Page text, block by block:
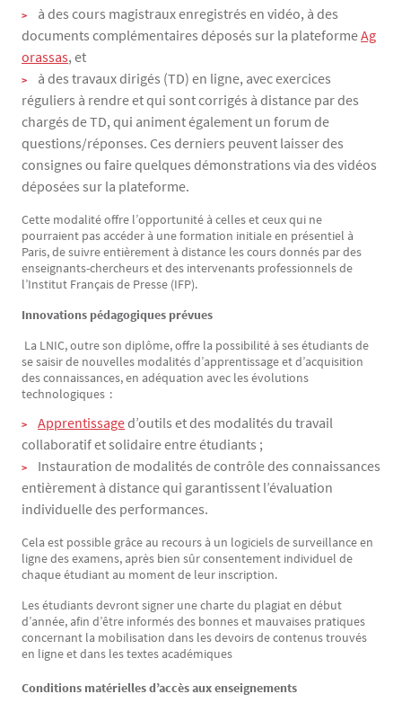
à des cours magistraux enregistrés en vidéo, à des
documents complémentaires déposés sur la plateformeAg
orassas, et
à des travaux dirigés (TD) en ligne, avec exercices
réguliers à rendre et qui sont corrigés à distance par des
chargés de TD, qui animent également un forum de
questions/réponses. Ces derniers peuvent laisser des
consignes ou faire quelques démonstrations via des vidéos
déposées sur la plateforme.
Cette modalité offre l’opportunité à celles et ceux qui ne
pourraient pas accéder à une formation initiale en présentiel à
Paris, de suivre entièrement à distance les cours donnés par des
enseignants-chercheurs et des intervenants professionnels de
l’Institut Français de Presse (IFP).
Innovations pédagogiques prévues
La LNIC, outre son diplôme, offre la possibilité à ses étudiants de
se saisir de nouvelles modalités d’apprentissage et d’acquisition
des connaissances, en adéquation avec les évolutions
technologiques :
Apprentissaged’outils et des modalités du travail
collaboratif et solidaire entre étudiants ;
Instauration de modalités de contrôle des connaissances
entièrement à distance qui garantissent l’évaluation
individuelle des performances.
Cela est possible grâce au recours à un logiciels de surveillance en
ligne des examens, après bien sûr consentement individuel de
chaque étudiant au moment de leur inscription.
Les étudiants devront signer une charte du plagiat en début
d’année, afin d’être informés des bonnes et mauvaises pratiques
concernant la mobilisation dans les devoirs de contenus trouvés
en ligne et dans les textes académiques
Conditions matérielles d’accès aux enseignements